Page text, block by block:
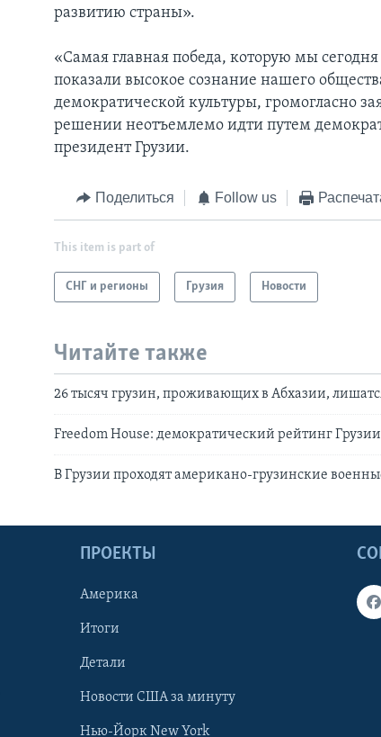
развитию страны».
«Самая главная победа, которую мы
показали высокое сознание нашего
демократической культуры, громогласно
решении неотъемлемо идти путем
президент Грузии.
Поделиться Follow us
This item is part of
СНГ и регионы Грузия Новости
Читайте также
26 тысяч грузин, проживающих в Абхазии,
Freedom House: демократический рейтинг
В Грузии проходят американо-грузинские
ПРОЕКТЫ
Америка
Итоги
Детали
Новости США за минуту
Нью-Йорк New York